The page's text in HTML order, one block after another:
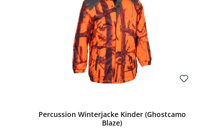
Percussion Winterjacke Kinder (Ghostcamo
Blaze)